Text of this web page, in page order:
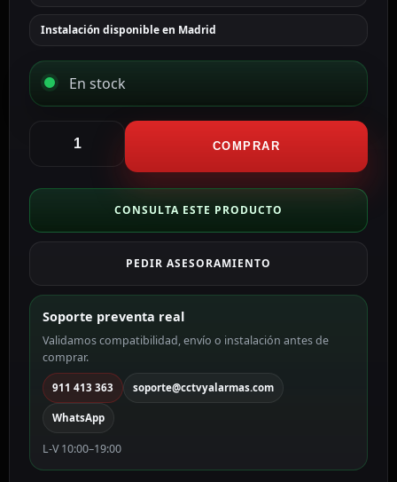
Instalación disponible en Madrid
En stock
Carcasa
fotodetector
MOTIONCAM
color
negro
MOTIONCAM-
B-
DUMMY
cantidad
COMPRAR
CONSULTA ESTE PRODUCTO
PEDIR ASESORAMIENTO
Soporte preventa real
Validamos compatibilidad, envío o instalación antes de
comprar.
911 413 363 soporte@cctvyalarmas.com
WhatsApp
L-V 10:00–19:00